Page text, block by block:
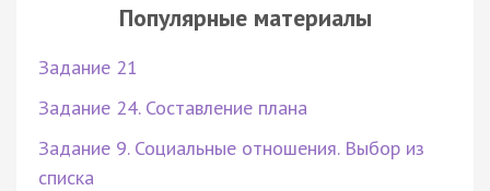
Популярные материалы
Задание 21
Задание 24. Составление плана
Задание 9. Социальные отношения. Выбор из
списка